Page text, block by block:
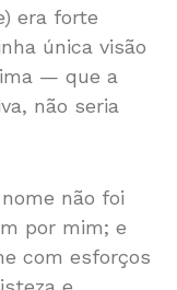
era forte
única visão
— que a
não seria
não foi
por mim; e
com esforços